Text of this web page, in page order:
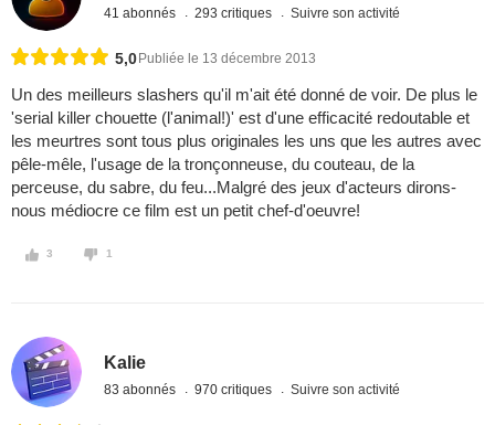
41 abonnés 293 critiques Suivre son activité
5,0 Publiée le 13 décembre 2013
Un des meilleurs slashers qu'il m'ait été donné de voir. De plus le
'serial killer chouette (l'animal!)' est d'une efficacité redoutable et
les meurtres sont tous plus originales les uns que les autres avec
pêle-mêle, l'usage de la tronçonneuse, du couteau, de la
perceuse, du sabre, du feu...Malgré des jeux d'acteurs dirons-
nous médiocre ce film est un petit chef-d'oeuvre!
3 1
Kalie
83 abonnés 970 critiques Suivre son activité